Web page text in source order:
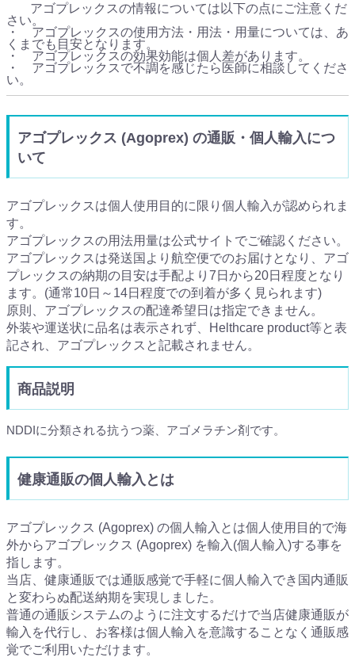
アゴプレックスの情報については以下の点にご注意くだ
さい。
・ アゴプレックスの使用方法・用法・用量については、あ
くまでも目安となります。
・ アゴプレックスの効果効能は個人差があります。
・ アゴプレックスで不調を感じたら医師に相談してくださ
い。
アゴプレックス (Agoprex) の通販・個人輸入につ
いて
アゴプレックスは個人使用目的に限り個人輸入が認められま
す。
アゴプレックスの用法用量は公式サイトでご確認ください。
アゴプレックスは発送国より航空便でのお届けとなり、アゴ
プレックスの納期の目安は手配より7日から20日程度となり
ます。(通常10日～14日程度での到着が多く見られます)
原則、アゴプレックスの配達希望日は指定できません。
外装や運送状に品名は表示されず、Helthcare product等と表
記され、アゴプレックスと記載されません。
商品説明
NDDIに分類される抗うつ薬、アゴメラチン剤です。
健康通販の個人輸入とは
アゴプレックス (Agoprex) の個人輸入とは個人使用目的で海
外からアゴプレックス (Agoprex) を輸入(個人輸入)する事を
指します。
当店、健康通販では通販感覚で手軽に個人輸入でき国内通販
と変わらぬ配送納期を実現しました。
普通の通販システムのように注文するだけで当店健康通販が
輸入を代行し、お客様は個人輸入を意識することなく通販感
覚でご利用いただけます。